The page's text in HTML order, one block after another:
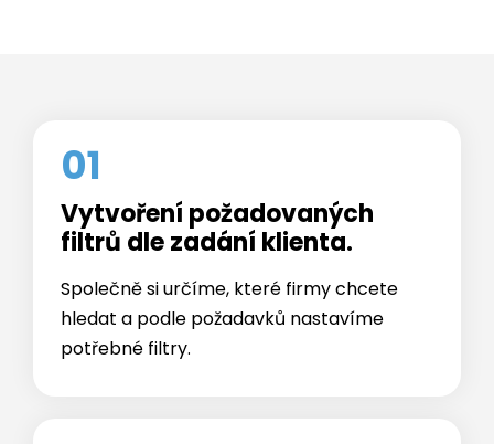
Vytvoření požadovaných
filtrů dle zadání klienta.
Společně si určíme, které firmy chcete
potřebné filtry.